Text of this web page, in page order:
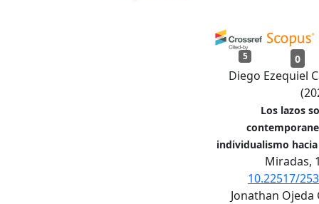
5 0
Diego Ezequiel
Los lazos
individualismo
Miradas,
10.22517/
Jonathan Ojeda